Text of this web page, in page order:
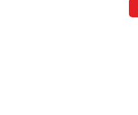
Filters